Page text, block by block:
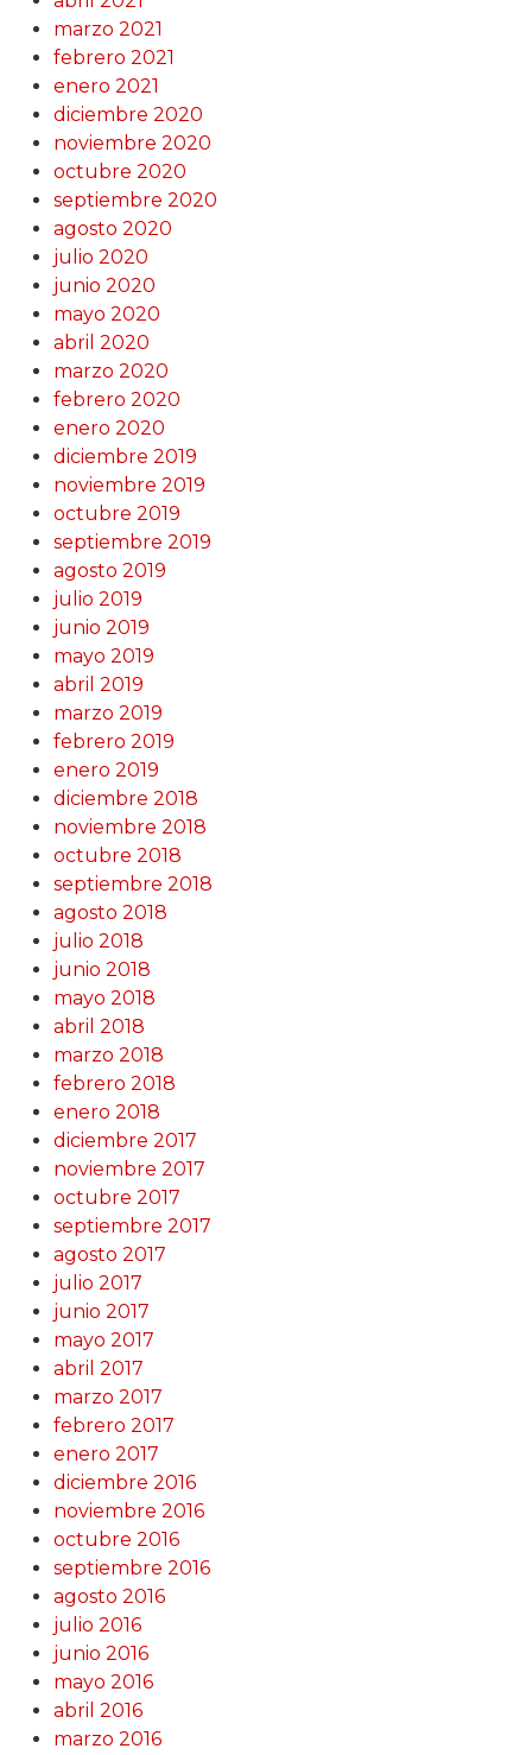
marzo 2021
febrero 2021
enero 2021
diciembre 2020
noviembre 2020
octubre 2020
septiembre 2020
agosto 2020
julio 2020
junio 2020
mayo 2020
abril 2020
marzo 2020
febrero 2020
enero 2020
diciembre 2019
noviembre 2019
octubre 2019
septiembre 2019
agosto 2019
julio 2019
junio 2019
mayo 2019
abril 2019
marzo 2019
febrero 2019
enero 2019
diciembre 2018
noviembre 2018
octubre 2018
septiembre 2018
agosto 2018
julio 2018
junio 2018
mayo 2018
abril 2018
marzo 2018
febrero 2018
enero 2018
diciembre 2017
noviembre 2017
octubre 2017
septiembre 2017
agosto 2017
julio 2017
junio 2017
mayo 2017
abril 2017
marzo 2017
febrero 2017
enero 2017
diciembre 2016
noviembre 2016
octubre 2016
septiembre 2016
agosto 2016
julio 2016
junio 2016
mayo 2016
abril 2016
marzo 2016